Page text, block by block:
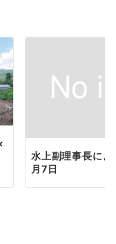
水上副理事長に
月7日